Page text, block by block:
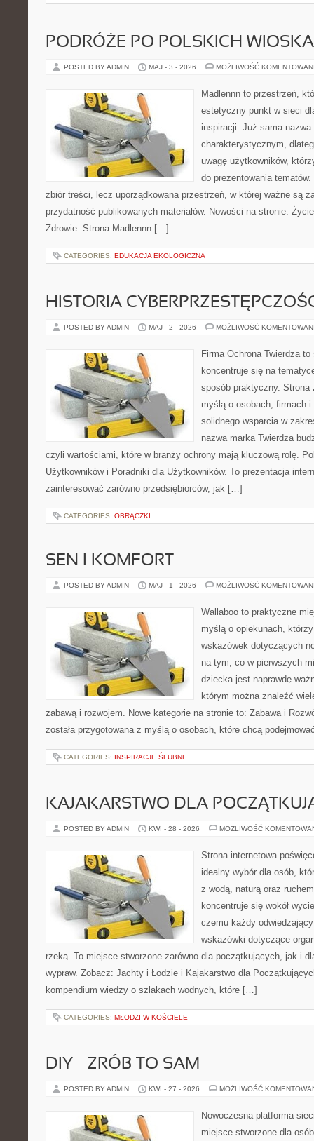
PODRÓŻE PO POLSKICH
POSTED BY ADMIN MAJ - 3 - 2026 MOŻLIWOŚĆ
Madlennn to przestrzeń,
estetyczny punkt w sieci
inspiracji. Już sama
charakterystycznym,
uwagę użytkowników,
do prezentowania
zbiór treści, lecz uporządkowana przestrzeń, w której ważne są
przydatność publikowanych materiałów. Nowości na stronie:
Zdrowie. Strona Madlennn […]
CATEGORIES: EDUKACJA EKOLOGICZNA
HISTORIA
POSTED BY ADMIN MAJ - 2 - 2026 MOŻLIWOŚĆ
Firma Ochrona Twierdza
koncentruje się na
sposób praktyczny. Strona
myślą o osobach, firmach
solidnego wsparcia w
nazwa marka Twierdza
czyli wartościami, które w branży ochrony mają kluczową rolę.
Użytkowników i Poradniki dla Użytkowników. To prezentacja
zainteresować zarówno przedsiębiorców, jak […]
CATEGORIES: OBRĄCZKI
SEN I KOMFORT
POSTED BY ADMIN MAJ - 1 - 2026 MOŻLIWOŚĆ
Wallaboo to praktyczne
myślą o opiekunach,
wskazówek dotyczących
na tym, co w pierwszych
dziecka jest naprawdę
którym można znaleźć
zabawą i rozwojem. Nowe kategorie na stronie to: Zabawa i
została przygotowana z myślą o osobach, które chcą
CATEGORIES: INSPIRACJE ŚLUBNE
KAJAKARSTWO DLA
POSTED BY ADMIN KWI - 28 - 2026 MOŻLIWOŚĆ
Strona internetowa
idealny wybór dla osób,
z wodą, naturą oraz
koncentruje się wokół
czemu każdy
wskazówki dotyczące
rzeką. To miejsce stworzone zarówno dla początkujących, jak i
wypraw. Zobacz: Jachty i Łodzie i Kajakarstwo dla
kompendium wiedzy o szlakach wodnych, które […]
CATEGORIES: MŁODZI W KOŚCIELE
DIY – ZRÓB TO SAM
POSTED BY ADMIN KWI - 27 - 2026 MOŻLIWOŚĆ
Nowoczesna platforma
miejsce stworzone dla